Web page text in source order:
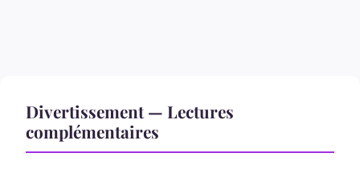
Divertissement — Lectures
complémentaires